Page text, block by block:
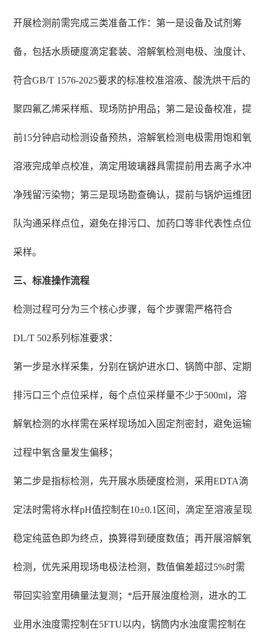
开展检测前需完成三类准备工作：第一是设备及试剂筹
备，包括水质硬度滴定套装、溶解氧检测电极、浊度计、
符合GB/T 1576-2025要求的标准校准溶液、酸洗烘干后的
聚四氟乙烯采样瓶、现场防护用品；第二是设备校准，提
前15分钟启动检测设备预热，溶解氧检测电极需用饱和氧
溶液完成单点校准，滴定用玻璃器具需提前用去离子水冲
净残留污染物；第三是现场勘查确认，提前与锅炉运维团
队沟通采样点位，避免在排污口、加药口等非代表性点位
采样。
三、标准操作流程
检测过程可分为三个核心步骤，每个步骤需严格符合
DL/T 502系列标准要求：
第一步是水样采集，分别在锅炉进水口、锅筒中部、定期
排污口三个点位采样，每个点位采样量不少于500ml，溶
解氧检测的水样需在采样现场加入固定剂密封，避免运输
过程中氧含量发生偏移；
第二步是指标检测，先开展水质硬度检测，采用EDTA滴
定法时需将水样pH值控制在10±0.1区间，滴定至溶液呈现
稳定纯蓝色即为终点，换算得到硬度数值；再开展溶解氧
检测，优先采用现场电极法检测，数值偏差超过5%时需
带回实验室用碘量法复测；*后开展浊度检测，进水的工
业用水浊度需控制在5FTU以内，锅筒内水浊度需控制在